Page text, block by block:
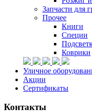
Запчасти для
Прочее
Книги
Специи
Коврики
Уличное
Акции
Сертификаты
Контакты